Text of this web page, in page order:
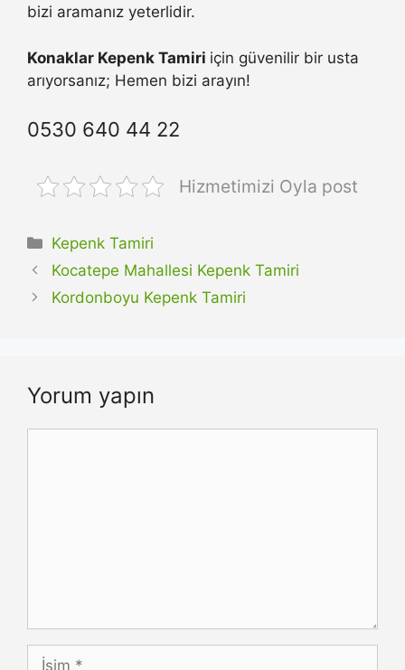
bizi aramanız yeterlidir.
Konaklar Kepenk Tamiri için güvenilir bir usta
arıyorsanız; Hemen bizi arayın!
0530 640 44 22
Hizmetimizi Oyla post
Kategoriler
Kepenk Tamiri
Kocatepe Mahallesi Kepenk Tamiri
Kordonboyu Kepenk Tamiri
Yorum yapın
İsim